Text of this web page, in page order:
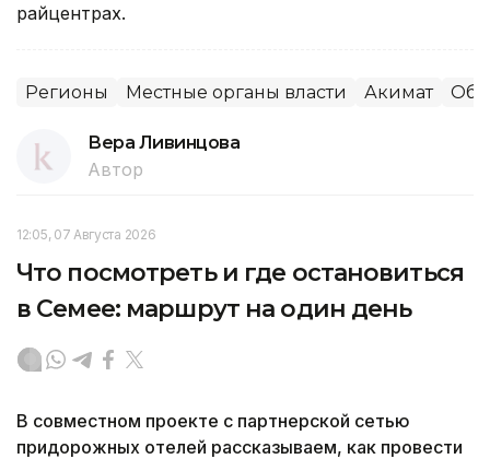
райцентрах.
Регионы Местные органы власти Акимат
Вера Ливинцова
Автор
12:05, 07 Августа 2026
Что посмотреть и где остановиться
в Семее: маршрут на один день
В совместном проекте с партнерской сетью
придорожных отелей рассказываем, как провести